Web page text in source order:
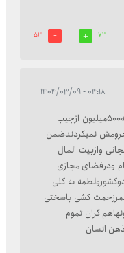
72
521
۰۴:۱۸ - ۱۴۰۴/۰۳/۰۹
درپاسخ به خانم حلماهست.اتفاقااگه500میلیون ازجیب
نمیکردندضمن
وازبیت المال
ودرفضای مجازی
به کلی
کشی باسختی
گران تموم
انسان